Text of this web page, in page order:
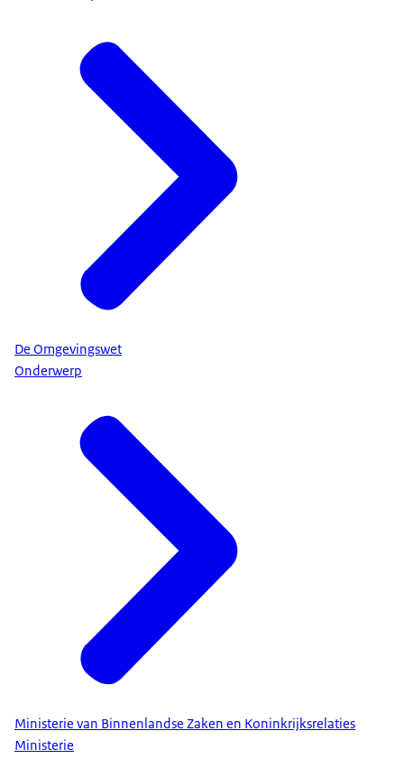
De Omgevingswet
Onderwerp
Ministerie van Binnenlandse Zaken en Koninkrijksrelaties
Ministerie